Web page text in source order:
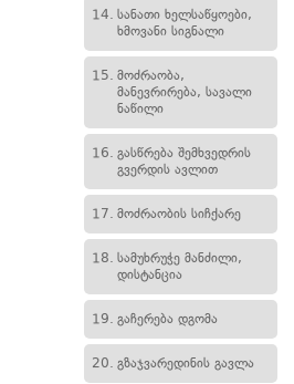
14. სანათი ხელსაწყოები,
ხმოვანი სიგნალი
15. მოძრაობა,
მანევრირება, სავალი
ნაწილი
16. გასწრება შემხვედრის
გვერდის ავლით
17. მოძრაობის სიჩქარე
18. სამუხრუჭე მანძილი,
დისტანცია
19. გაჩერება დგომა
20. გზაჯვარედინის გავლა